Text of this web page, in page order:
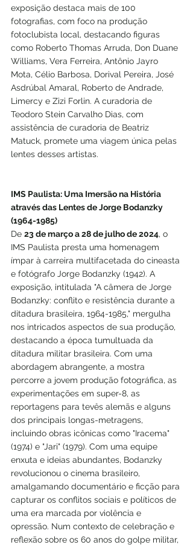
exposição destaca mais de 100
fotografias, com foco na produção
fotoclubista local, destacando figuras
como Roberto Thomas Arruda, Don Duane
Williams, Vera Ferreira, Antônio Jayro
Mota, Célio Barbosa, Dorival Pereira, José
Asdrúbal Amaral, Roberto de Andrade,
Limercy e Zizi Forlin. A curadoria de
Teodoro Stein Carvalho Dias, com
assistência de curadoria de Beatriz
Matuck, promete uma viagem única pelas
lentes desses artistas.
IMS Paulista: Uma Imersão na História
através das Lentes de Jorge Bodanzky
(1964-1985)
De 23 de março a 28 de julho de 2024, o
IMS Paulista presta uma homenagem
ímpar à carreira multifacetada do cineasta
e fotógrafo Jorge Bodanzky (1942). A
exposição, intitulada "A câmera de Jorge
Bodanzky: conflito e resistência durante a
ditadura brasileira, 1964-1985," mergulha
nos intricados aspectos de sua produção,
destacando a época tumultuada da
ditadura militar brasileira. Com uma
abordagem abrangente, a mostra
percorre a jovem produção fotográfica, as
experimentações em super-8, as
reportagens para tevês alemãs e alguns
dos principais longas-metragens,
incluindo obras icônicas como "Iracema"
(1974) e "Jari" (1979). Com uma equipe
enxuta e ideias abundantes, Bodanzky
revolucionou o cinema brasileiro,
amalgamando documentário e ficção para
capturar os conflitos sociais e políticos de
uma era marcada por violência e
opressão. Num contexto de celebração e
reflexão sobre os 60 anos do golpe militar,